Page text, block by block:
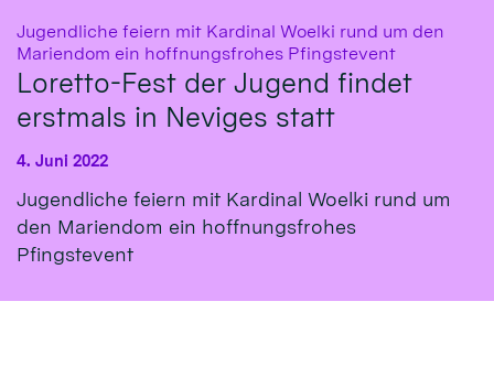
Jugendliche feiern mit Kardinal Woelki rund um den
Mariendom ein hoffnungsfrohes Pfingstevent:
Loretto-Fest der Jugend findet
erstmals in Neviges statt
4. Juni 2022
Jugendliche feiern mit Kardinal Woelki rund um
den Mariendom ein hoffnungsfrohes
Pfingstevent